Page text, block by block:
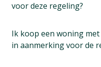
voor deze regeling?
Ik koop een woning
in aanmerking voor de